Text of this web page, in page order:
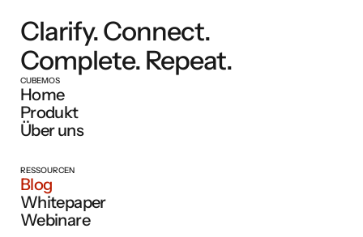
Clarify. Connect.
Complete. Repeat.
CUBEMOS
Home
Produkt
Über uns
RESSOURCEN
Blog
Whitepaper
Webinare